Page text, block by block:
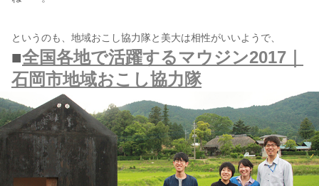
というのも、地域おこし協力隊と美大は相性がいいようで、
■全国各地で活躍するマウジン2017｜
石岡市地域おこし協力隊